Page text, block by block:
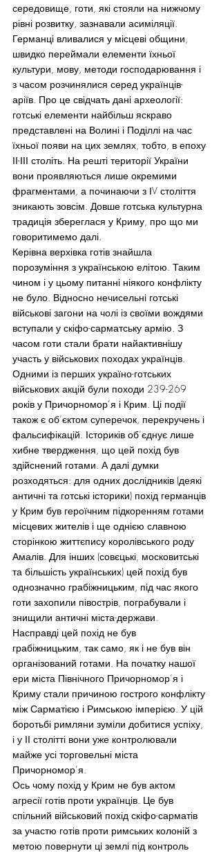
середовище, готи, які стояли на нижчому
рівні розвитку, зазнавали асиміляції.
Германці вливалися у місцеві общини,
швидко переймали елементи їхньої
культури, мову, методи господарювання і
з часом розчинялися серед українців-
аріїв. Про це свідчать дані археології:
готські елементи найбільш яскраво
представлені на Волині і Поділлі на час
їхньої появи на цих землях, тобто, в епоху
ІІ-ІІІ століть. На решті території України
вони проявляються лише окремими
фрагментами, а починаючи з ІV століття
зникають зовсім. Довше готська культурна
традиція збереглася у Криму, про що ми
говоритимемо далі.
Керівна верхівка готів знайшла
порозуміння з українською елітою. Таким
чином і у цьому питанні ніякого конфлікту
не було. Відносно нечисельні готські
військові загони на чолі із своїми вождями
вступали у скіфо-сарматську армію. З
часом готи стали брати найактивнішу
участь у військових походах українців.
Одними із перших україно-готських
військових акцій були походи 239-269
років у Причорномор’я і Крим. Ці події
також є об’єктом суперечок, перекручень і
фальсифікацій. Істориків об’єднує лише
хибне твердження, що цей похід був
здійснений готами. А далі думки
розходяться: для одних дослідників (деякі
античні та готські історики) похід германців
у Крим був героїчним підкоренням готами
місцевих жителів і ще однією славною
сторінкою життєпису королівського роду
Амалів. Для інших (совєцькі, московитські
та більшість українських) цей похід був
однозначно грабіжницьким, під час якого
готи захопили півострів, пограбували і
знищили античні міста-держави.
Насправді цей похід не був
грабіжницьким, так само, як і не був він
організований готами. На початку нашої
ери міста Північного Причорномор’я і
Криму стали причиною гострого конфлікту
між Сарматією і Римською імперією. У цій
боротьбі римляни зуміли добитися успіху,
і у ІІ столітті вони уже контролювали
майже усі торговельні міста
Причорномор’я.
Ось чому похід у Крим не був актом
агресії готів проти українців. Це був
спільний військовий похід скіфо-сарматів
за участю готів проти римських колоній з
метою повернути ці землі під контроль